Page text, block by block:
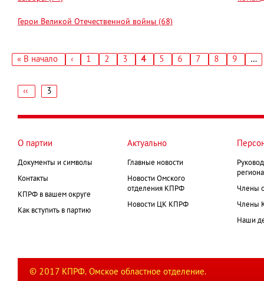
Герои Великой Отечественной войны (68)
Первая
« В начало ←
‹ Страница
1 Страница
2 Страница
3
Текущая
4 Страница
5 Страница
6 Страница
7 Страница
8 9 …
страниц
←
‹‹ 3
О партии
Документы и символы
Контакты
КПРФ в вашем округе
Как вступить в партию
Актуально
Главные новости
Новости Омского
отделения КПРФ
Новости ЦК КПРФ
Члены
Члены
Наши
© 2017 КПРФ. Омское областное отделение.